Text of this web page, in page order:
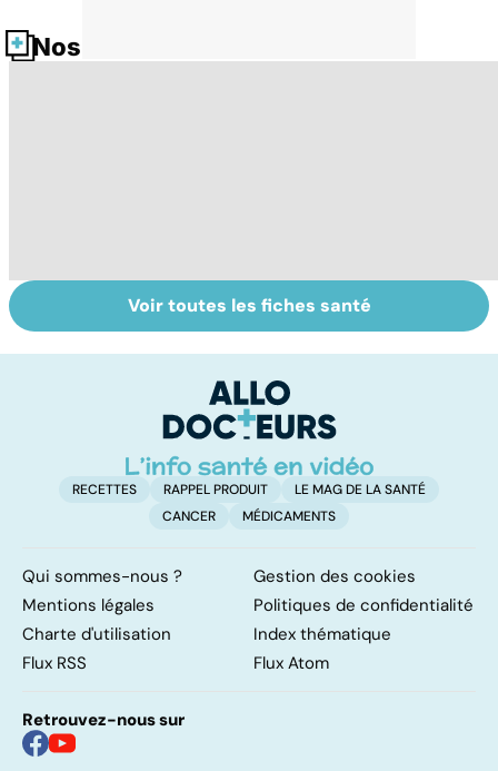
Nos fiches santé
Tout savoir sur
les infections
Inflammation des
amygdales : que
d'angine ?
Voir toutes les fiches santé
RECETTES RAPPEL PRODUIT
LE MAG DE LA SANTÉ
CANCER
MÉDICAMENTS
Qui sommes-nous ?
Gestion des cookies
Mentions légales
Politiques de confidentialité
Charte d'utilisation
Index thématique
Flux RSS
Flux Atom
Retrouvez-nous sur